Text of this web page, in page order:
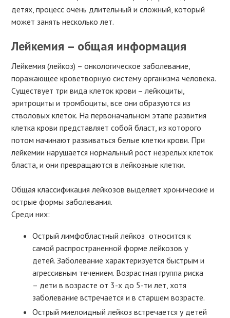
детях, процесс очень длительный и сложный, который
может занять несколько лет.
Лейкемия – общая информация
Лейкемия (лейкоз) – онкологическое заболевание,
поражающее кроветворную систему организма человека.
Существует три вида клеток крови – лейкоциты,
эритроциты и тромбоциты, все они образуются из
стволовых клеток. На первоначальном этапе развития
клетка крови представляет собой бласт, из которого
потом начинают развиваться белые клетки крови. При
лейкемии нарушается нормальный рост незрелых клеток
бласта, и они превращаются в лейкозные клетки.
Общая классификация лейкозов выделяет хронические и
острые формы заболевания.
Среди них:
Острый лимфобластный лейкоз относится к
самой распространенной форме лейкозов у
детей. Заболевание характеризуется быстрым и
агрессивным течением. Возрастная группа риска
– дети в возрасте от 3-х до 5-ти лет, хотя
заболевание встречается и в старшем возрасте.
Острый миелоидный лейкоз встречается у детей